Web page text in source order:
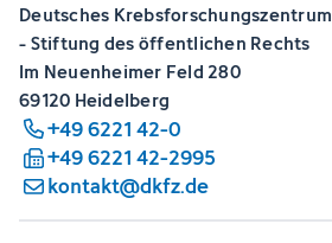
Deutsches Krebsforschungszentrum
- Stiftung des öffentlichen Rechts
Im Neuenheimer Feld 280
69120 Heidelberg
+49 6221 42-0
+49 6221 42-2995
kontakt@dkfz.de